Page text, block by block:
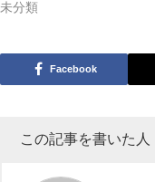
未分類
Facebook
この記事を書いた人